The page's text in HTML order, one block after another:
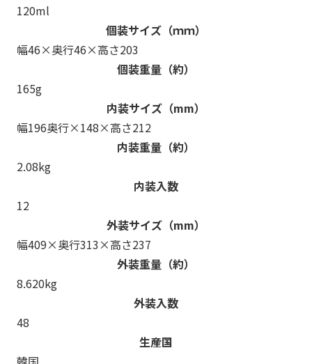
120ml
個装サイズ（ｍｍ）
幅46×奥行46×高さ203
個装重量（約）
165g
内装サイズ（mm）
幅196奥行×148×高さ212
内装重量（約）
2.08kg
内装入数
12
外装サイズ（mm）
幅409×奥行313×高さ237
外装重量（約）
8.620kg
外装入数
48
生産国